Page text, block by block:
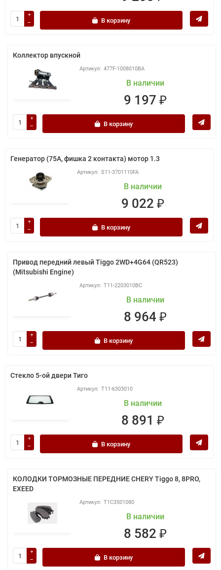
В корзину
Коллектор впускной
477F-1008010BA
В наличии
9 197 ₽
В корзину
Генератор (75A, фишка 2 контакта) мотор 1.3
S11-3701110FA
В наличии
9 022 ₽
В корзину
Привод передний левый Tiggo 2WD+4G64 (QR523)
(Mitsubishi Engine)
T11-2203010BC
В наличии
8 964 ₽
В корзину
Стекло 5-ой двери Тиго
T11-6303010
В наличии
8 891 ₽
В корзину
КОЛОДКИ ТОРМОЗНЫЕ ПЕРЕДНИЕ CHERY Tiggo 8, 8PRO,
EXEED
T1C3501080
В наличии
8 582 ₽
В корзину